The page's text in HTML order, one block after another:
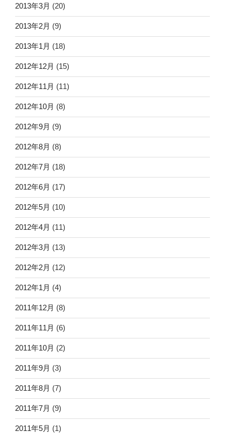
2013年3月 (20)
2013年2月 (9)
2013年1月 (18)
2012年12月 (15)
2012年11月 (11)
2012年10月 (8)
2012年9月 (9)
2012年8月 (8)
2012年7月 (18)
2012年6月 (17)
2012年5月 (10)
2012年4月 (11)
2012年3月 (13)
2012年2月 (12)
2012年1月 (4)
2011年12月 (8)
2011年11月 (6)
2011年10月 (2)
2011年9月 (3)
2011年8月 (7)
2011年7月 (9)
2011年5月 (1)